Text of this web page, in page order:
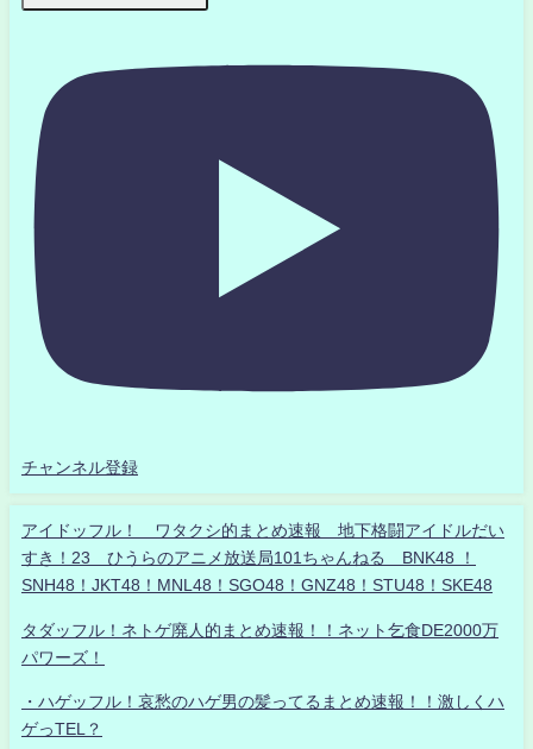
チャンネル登録
アイドッフル！ ワタクシ的まとめ速報 地下格闘アイドルだい
すき！23 ひうらのアニメ放送局101ちゃんねる BNK48 ！
SNH48！JKT48！MNL48！SGO48！GNZ48！STU48！SKE48
タダッフル！ネトゲ廃人的まとめ速報！！ネット乞食DE2000万
パワーズ！
・ハゲッフル！哀愁のハゲ男の髪ってるまとめ速報！！激しくハ
ゲっTEL？